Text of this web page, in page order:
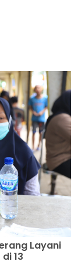
Layani
13